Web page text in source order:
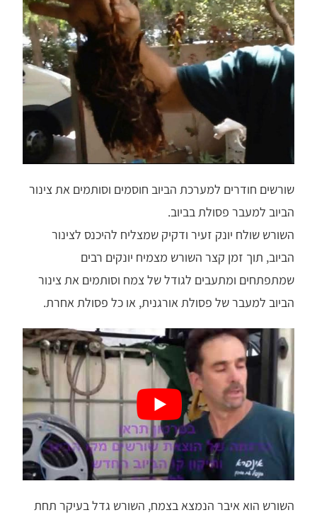
שורשים חודרים למערכת הביוב חוסמים וסותמים את צינור
הביוב למעבר פסולת בביוב.
השורש שולח יונק זעיר ודקיק שמצליח להיכנס לצינור
הביוב, תוך זמן קצר השורש מצמיח יונקים רבים
שמתפתחים ומתעבים לגודל של צמח וסותמים את צינור
הביוב למעבר של פסולת אורגנית, או כל פסולת אחרת.
השורש הוא איבר הנמצא בצמח, השורש גדל בעיקר תחת